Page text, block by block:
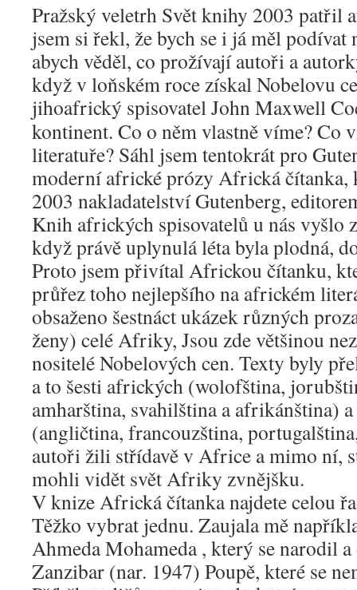
Pražský veletrh Svět knihy 2003 patřil
jsem si řekl, že bych se i já měl podívat
abych věděl, co prožívají autoři a
když v loňském roce získal Nobelovu
jihoafrický spisovatel John Maxwell
kontinent. Co o něm vlastně víme? Co
literatuře? Sáhl jsem tentokrát pro
moderní africké prózy Africká čítanka,
2003 nakladatelství Gutenberg,
Knih afrických spisovatelů u nás vyšlo
když právě uplynulá léta byla plodná,
Proto jsem přivítal Africkou čítanku,
průřez toho nejlepšího na africkém
obsaženo šestnáct ukázek různých
ženy) celé Afriky, Jsou zde většinou
nositelé Nobelových cen. Texty byly
a to šesti afrických (wolofština,
amharština, svahilština a afrikánština)
(angličtina, francouzština,
autoři žili střídavě v Africe a mimo ní,
mohli vidět svět Afriky zvnějšku.
V knize Africká čítanka najdete celou
Těžko vybrat jednu. Zaujala mě
Ahmeda Mohameda , který se narodil
Zanzibar (nar. 1947) Poupě, které se